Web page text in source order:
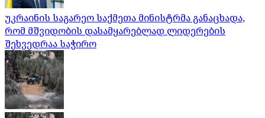
უკრაინის საგარეო საქმეთა მინისტრმა განაცხადა,
რომ მშვიდობის დასამყარებლად ლიდერების
შეხვედრაა საჭირო